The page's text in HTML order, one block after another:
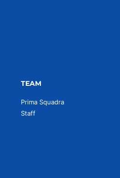
TEAM
Prima Squadra
Staff